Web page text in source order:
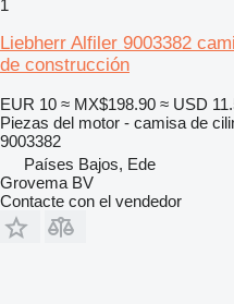
1
Liebherr Alfiler 9003382
de construcción
EUR 10 ≈ MX$198.90 ≈ USD
Piezas del motor - camisa de
9003382
Países Bajos, Ede
Grovema BV
Contacte con el vendedor